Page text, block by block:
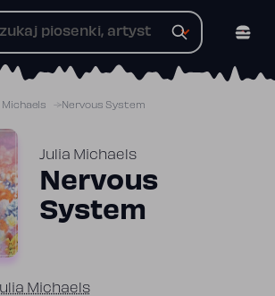
Michaels Nervous System
Julia Michaels
Nervous
System
Michaels